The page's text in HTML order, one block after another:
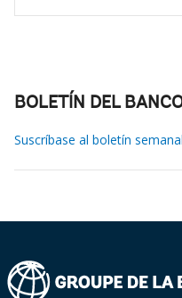
BOLETÍN DEL
Suscríbase al boletín